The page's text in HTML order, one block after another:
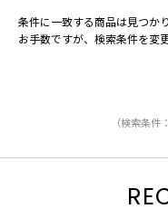
条件に一致する商品は見つか
お手数ですが、検索条件を変
（検索条